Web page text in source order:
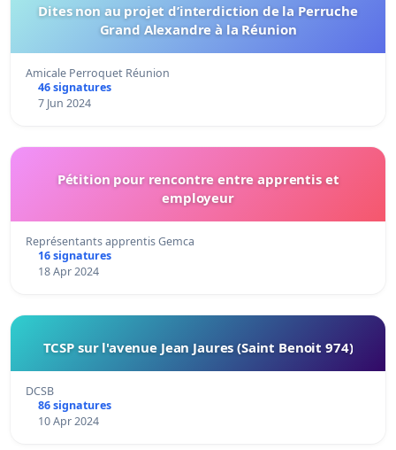
Dites non au projet d’interdiction de la Perruche
Grand Alexandre à la Réunion
Amicale Perroquet Réunion
46 signatures
7 Jun 2024
Pétition pour rencontre entre apprentis et
employeur
Représentants apprentis Gemca
16 signatures
18 Apr 2024
TCSP sur l'avenue Jean Jaures (Saint Benoit 974)
DCSB
86 signatures
10 Apr 2024